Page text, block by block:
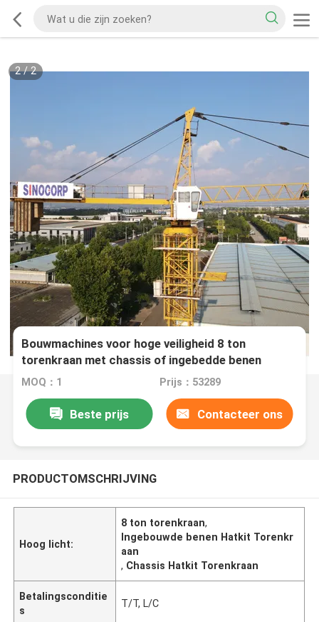
2/2
Bouwmachines voor hoge veiligheid 8 ton
torenkraan met chassis of ingebedde benen
MOQ：1 Prijs：53289
Beste prijs Contacteer ons
PRODUCTOMSCHRIJVING
Hoog licht:
8 ton torenkraan,
Ingebouwde benen Hatkit Torenkr
aan
, Chassis Hatkit Torenkraan
Betalingsconditie
s
T/T, L/C